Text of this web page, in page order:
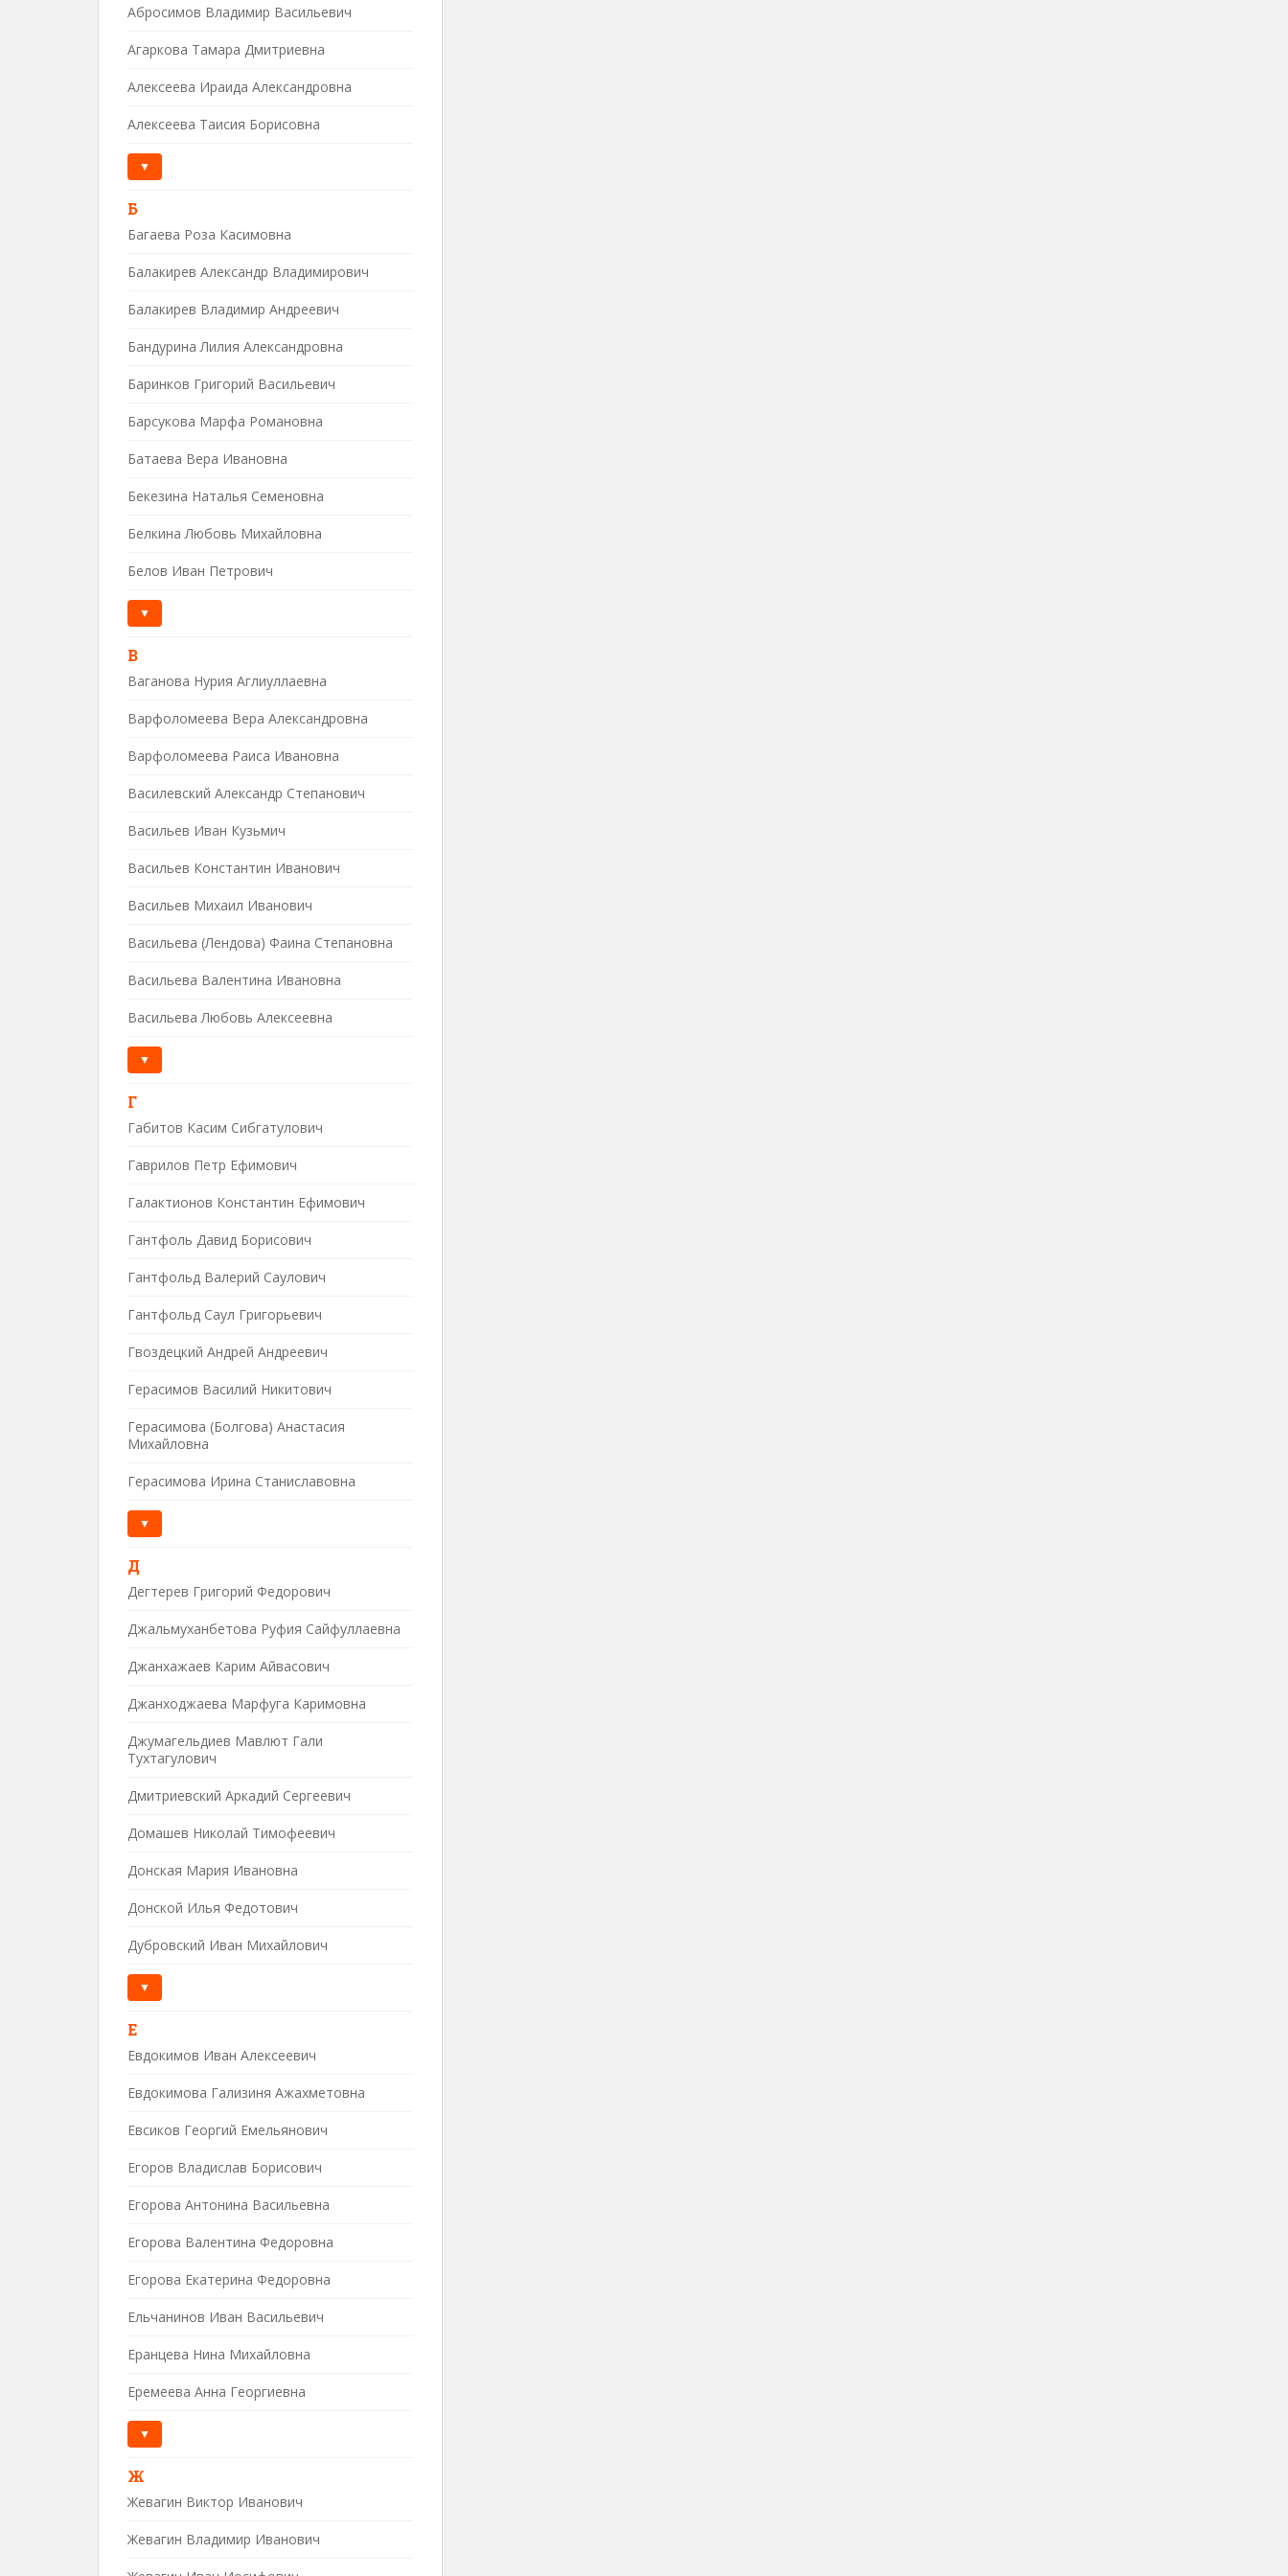
Абросимов Владимир Васильевич
Агаркова Тамара Дмитриевна
Алексеева Ираида Александровна
Алексеева Таисия Борисовна
▼
Б
Багаева Роза Касимовна
Балакирев Александр Владимирович
Балакирев Владимир Андреевич
Бандурина Лилия Александровна
Баринков Григорий Васильевич
Барсукова Марфа Романовна
Батаева Вера Ивановна
Бекезина Наталья Семеновна
Белкина Любовь Михайловна
Белов Иван Петрович
▼
В
Ваганова Нурия Аглиуллаевна
Варфоломеева Вера Александровна
Варфоломеева Раиса Ивановна
Василевский Александр Степанович
Васильев Иван Кузьмич
Васильев Константин Иванович
Васильев Михаил Иванович
Васильева (Лендова) Фаина Степановна
Васильева Валентина Ивановна
Васильева Любовь Алексеевна
▼
Г
Габитов Касим Сибгатулович
Гаврилов Петр Ефимович
Галактионов Константин Ефимович
Гантфоль Давид Борисович
Гантфольд Валерий Саулович
Гантфольд Саул Григорьевич
Гвоздецкий Андрей Андреевич
Герасимов Василий Никитович
Герасимова (Болгова) Анастасия
Михайловна
Герасимова Ирина Станиславовна
▼
Д
Дегтерев Григорий Федорович
Джальмуханбетова Руфия Сайфуллаевна
Джанхажаев Карим Айвасович
Джанходжаева Марфуга Каримовна
Джумагельдиев Мавлют Гали
Тухтагулович
Дмитриевский Аркадий Сергеевич
Домашев Николай Тимофеевич
Донская Мария Ивановна
Донской Илья Федотович
Дубровский Иван Михайлович
▼
Е
Евдокимов Иван Алексеевич
Евдокимова Гализиня Ажахметовна
Евсиков Георгий Емельянович
Егоров Владислав Борисович
Егорова Антонина Васильевна
Егорова Валентина Федоровна
Егорова Екатерина Федоровна
Ельчанинов Иван Васильевич
Еранцева Нина Михайловна
Еремеева Анна Георгиевна
▼
Ж
Жевагин Виктор Иванович
Жевагин Владимир Иванович